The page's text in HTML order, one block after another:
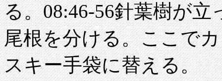
る。08:46-56針葉樹が
尾根を分ける。ここで
スキー手袋に替える。